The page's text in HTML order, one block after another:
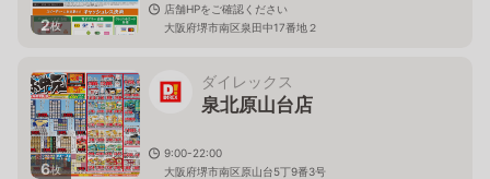
2枚
店舗HPをご確認ください
大阪府堺市南区泉田中17番地２
6枚
ダイレックス
泉北原山台店
9:00-22:00
大阪府堺市南区原山台5丁9番3号